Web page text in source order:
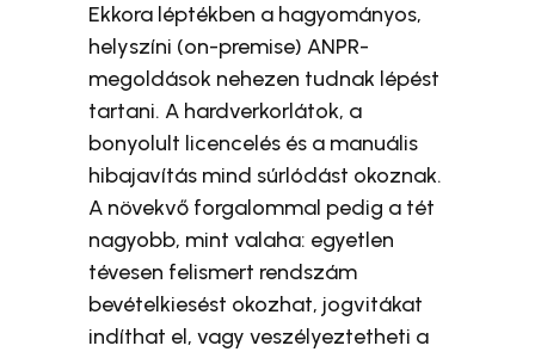
Ekkora léptékben a hagyományos,
helyszíni (on-premise) ANPR-
megoldások nehezen tudnak lépést
tartani. A hardverkorlátok, a
bonyolult licencelés és a manuális
hibajavítás mind súrlódást okoznak.
A növekvő forgalommal pedig a tét
nagyobb, mint valaha: egyetlen
tévesen felismert rendszám
bevételkiesést okozhat, jogvitákat
indíthat el, vagy veszélyeztetheti a